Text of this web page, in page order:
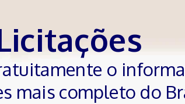
o
mais completo do